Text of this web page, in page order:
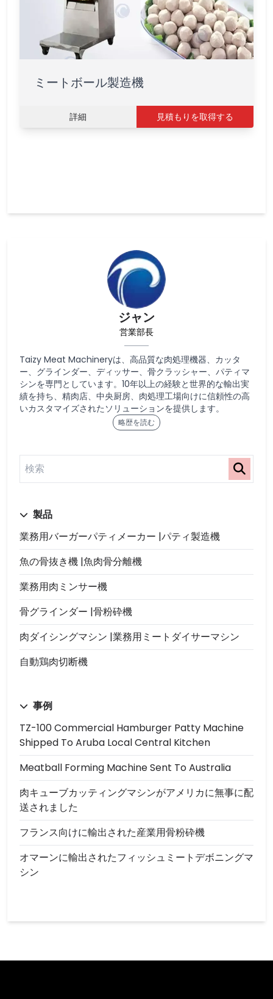
ジャン
営業部長
Taizy Meat Machineryは、高品質な肉処理機器、カッタ
ー、グラインダー、ディッサー、骨クラッシャー、パティマ
シンを専門としています。10年以上の経験と世界的な輸出実
績を持ち、精肉店、中央厨房、肉処理工場向けに信頼性の高
いカスタマイズされたソリューションを提供します。
略歴を読む
製品
業務用バーガーパティメーカー |パティ製造機
魚の骨抜き機 |魚肉骨分離機
業務用肉ミンサー機
骨グラインダー |骨粉砕機
肉ダイシングマシン |業務用ミートダイサーマシン
自動鶏肉切断機
事例
TZ-100 Commercial Hamburger Patty Machine
Shipped To Aruba Local Central Kitchen
Meatball Forming Machine Sent To Australia
肉キューブカッティングマシンがアメリカに無事に配
送されました
フランス向けに輸出された産業用骨粉砕機
オマーンに輸出されたフィッシュミートデボニングマ
シン
ミートボール製造機
詳細 見積もりを取得する